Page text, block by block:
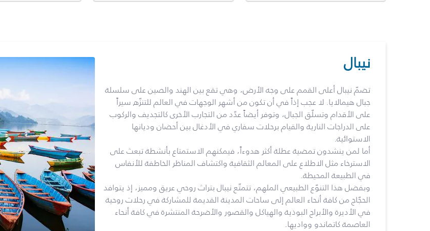
نيبال
تضمّ نيبال أعلى القمم على وجه الأرض، وهي تقع بين الهند والصين على سلسلة
جبال هيمالايا. لا عجب إذاً في أن تكون من أشهر الوجهات في العالم للتنزّه سيراً
على الأقدام وتسلّق الجبال، وتوفر أيضاً عدّد من التجارب الأخرى كالتجديف والركوب
على الدراجات النارية والقيام برحلات سفاري في الأدغال بين أحضان وديانها
الاستوائية.
أما لمن ينشدون تمضية عطلة أكثر هدوءاً، فيمكنهم الاستمتاع بأنشطة تبعث على
الاسترخاء مثل الاطلاع على المعالم الثقافية واكتشاف المناظر الخاطفة للأنفاس
في الطبيعة المحيطة.
وبفضل هذا التنوّع الطبيعي الملهم، تتمتّع نيبال بتراث روحي عريق ومميز، إذ يتوافد
الحجّاج من كافة أنحاء العالم إلى ساحات المدينة القديمة للمشاركة في رحلات روحية
في الأديرة والأبراج البوذية والهياكل والقصور والأضرحة المنتشرة في كافة أنحاء
العاصمة كاتماندو وواديها.